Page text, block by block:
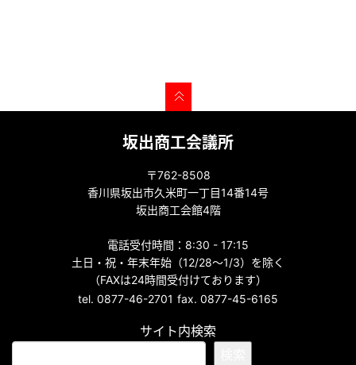
坂出商工会議所
〒762-8508
香川県坂出市久米町一丁目14番14号
坂出商工会館4階
電話受付時間：8:30 - 17:15
土日・祝・年末年始（12/28～1/3）を除く
（FAXは24時間受付けております）
tel. 0877-46-2701 fax. 0877-45-6165
サイト内検索